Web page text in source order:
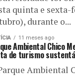
quinta e sexta-
durante o...
11 meses ago
Ambiental Chico
de turismo
Ambiental